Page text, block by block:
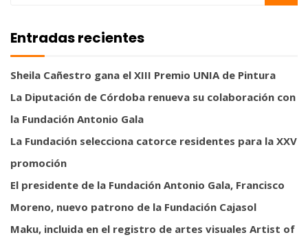
Entradas recientes
Sheila Cañestro gana el XIII Premio UNIA de Pintura
La Diputación de Córdoba renueva su colaboración con
la Fundación Antonio Gala
La Fundación selecciona catorce residentes para la XXV
promoción
El presidente de la Fundación Antonio Gala, Francisco
Moreno, nuevo patrono de la Fundación Cajasol
Maku, incluida en el registro de artes visuales Artist of